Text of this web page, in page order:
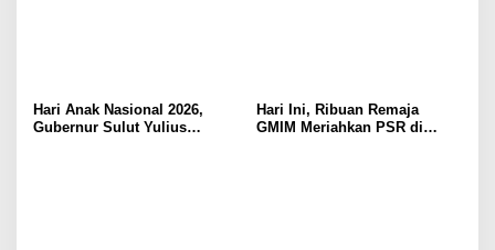
Hari Anak Nasional 2026,
Gubernur Sulut Yulius
Hari Ini, Ribuan Remaja
GMIM Meriahkan PSR di